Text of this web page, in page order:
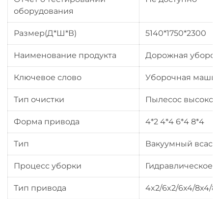
оборудования
Размер(Д*Ш*В) 5140*1750*2300
Наименование продукта Дорожная
Ключевое слово Уборочная
Тип очистки Пылесос
Форма привода 4*2 4*4 6*4 8*4
Тип Вакуумный
Процесс уборки Гидравлическое
Тип привода 4x2/6x2/6x4/8x4/